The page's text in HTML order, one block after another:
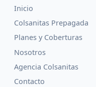
Inicio
Colsanitas Prepagada
Planes y Coberturas
Nosotros
Agencia Colsanitas
Contacto